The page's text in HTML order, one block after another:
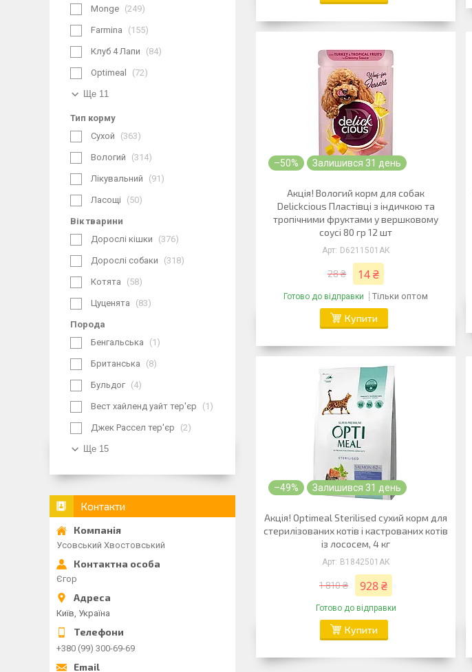
–50% Залишився 31 день
Акція! Вологий корм для собак
Delickcious Пластівці з індичкою та
тропічними фруктами у вершковому
соусі 80 гр 12 шт
D6211501АК
28 ₴ 14 ₴
Готово до відправки Тільки оптом
Купити
–49% Залишився 31 день
Акція! Optimeal Sterilised сухий корм для
стерилізованих котів і кастрованих котів
із лососем, 4 кг
B1842501АК
1 810 ₴ 928 ₴
Готово до відправки
Купити
Monge 249
Farmina 155
Клуб 4 Лапи 84
Optimeal 72
Ще 11
Тип корму
Сухой
363
Вологий 314
Лікувальний 91
Ласощі 50
Вік тварини
Дорослі кішки
376
Дорослі собаки 318
Котята 58
Цуценята 83
Порода
Бенгальська
1
Британська 8
Бульдог 4
Вест хайленд уайт тер'єр 1
Джек Рассел тер'єр 2
Ще 15
Контакти
Усовський Хвостовський
Єгор
Київ, Україна
+380 (99) 300-69-69